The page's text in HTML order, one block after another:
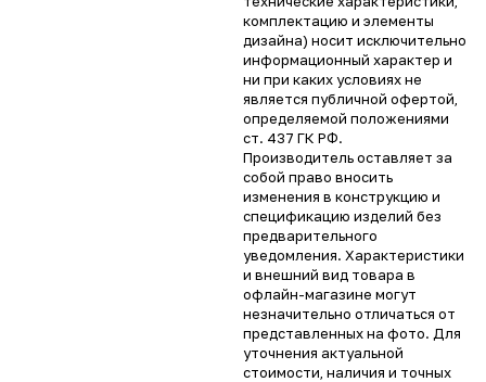
комплектацию и элементы
дизайна) носит исключительно
информационный характер и
ни при каких условиях не
является публичной офертой,
определяемой положениями
ст. 437 ГК РФ.
Производитель оставляет за
собой право вносить
изменения в конструкцию и
спецификацию изделий без
предварительного
уведомления. Характеристики
и внешний вид товара в
офлайн-магазине могут
незначительно отличаться от
представленных на фото. Для
уточнения актуальной
стоимости, наличия и точных